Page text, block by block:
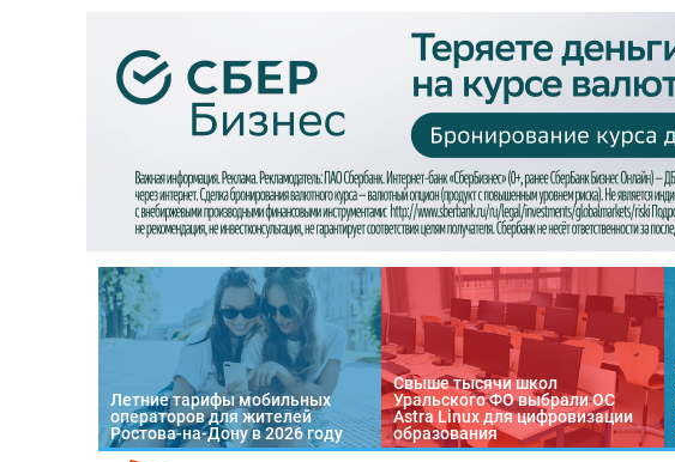
Летние тарифы мобильных
операторов для жителей
Ростова-на-Дону в 2026 году
Свыше тысячи школ
Уральского ФО выбрали ОС
Astra Linux для цифровизации
образования